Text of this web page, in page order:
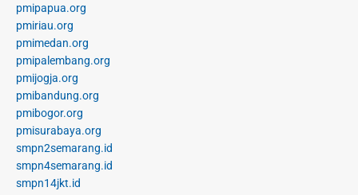
pmipapua.org
pmiriau.org
pmimedan.org
pmipalembang.org
pmijogja.org
pmibandung.org
pmibogor.org
pmisurabaya.org
smpn2semarang.id
smpn4semarang.id
smpn14jkt.id